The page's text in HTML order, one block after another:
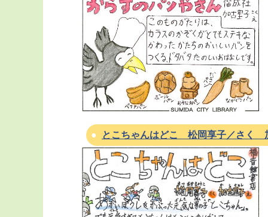
とこちゃんはどこ 松岡享子／さく